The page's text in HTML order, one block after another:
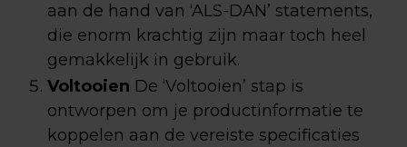
aan de hand van ‘ALS-DAN’ statements,
die enorm krachtig zijn maar toch heel
gemakkelijk in gebruik.
Voltooien De ‘Voltooien’ stap is
ontworpen om je productinformatie te
koppelen aan de vereiste specificaties